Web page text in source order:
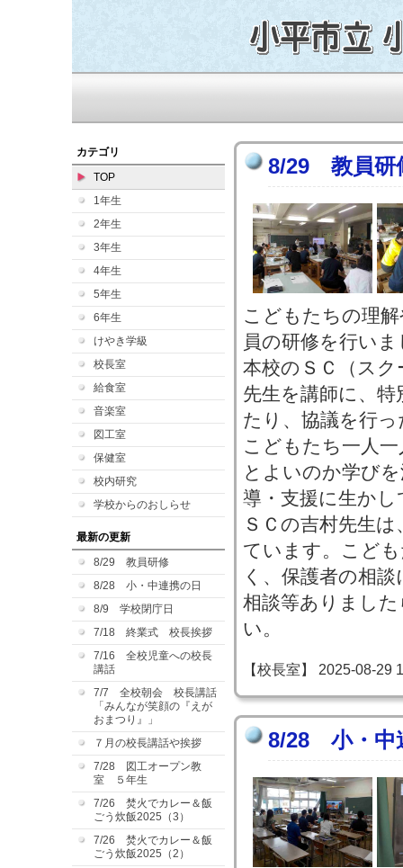
カテゴリ
TOP
1年生
2年生
3年生
4年生
5年生
6年生
けやき学級
校長室
給食室
音楽室
図工室
保健室
校内研究
学校からのおしらせ
最新の更新
8/29 教員研修
8/28 小・中連携の日
8/9 学校閉庁日
7/18 終業式 校長挨拶
7/16 全校児童への校長
講話
7/7 全校朝会 校長講話
「みんなが笑顔の『えが
おまつり』」
７月の校長講話や挨拶
7/28 図工オープン教
室 ５年生
7/26 焚火でカレー＆飯
ごう炊飯2025（3）
7/26 焚火でカレー＆飯
ごう炊飯2025（2）
8/29 教員研
こどもたちの理
員の研修を行い
本校のＳＣ（ス
先生を講師に、
たり、協議を行
こどもたち一人
とよいのか学び
導・支援に生か
ＳＣの吉村先生
ています。こど
く、保護者の相
相談等ありまし
い。
【校長室】 2025-08-29
8/28 小・中